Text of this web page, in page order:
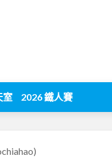
室 2026 鐵人賽